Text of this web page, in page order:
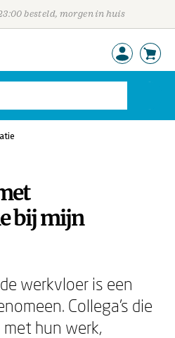
besteld, morgen in huis
bij mijn
werkvloer is een
Collega's die
hun werk,